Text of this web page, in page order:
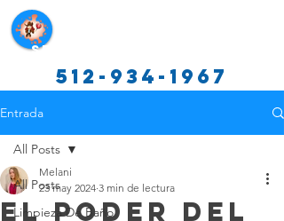
Servicios de limpieza de
512-934-1967
Entrada
All Posts
Limpieza De Baño
All Posts
El Poder del
Melani
23 may 2024 3 min de lectura